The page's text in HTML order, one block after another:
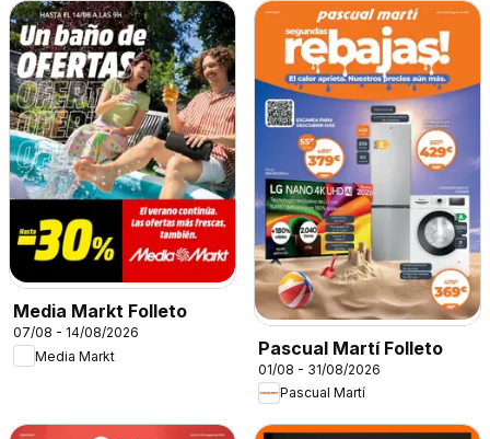
Media Markt Folleto
07/08 - 14/08/2026
Media Markt
Pascual Martí Folleto
01/08 - 31/08/2026
Pascual Martí